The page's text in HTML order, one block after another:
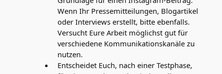
Wenn Ihr Pressemitteilungen, Blogartikel
oder Interviews erstellt, bitte ebenfalls.
Versucht Eure Arbeit möglichst gut für
verschiedene Kommunikationskanäle zu
nutzen.
Entscheidet Euch, nach einer Testphase,